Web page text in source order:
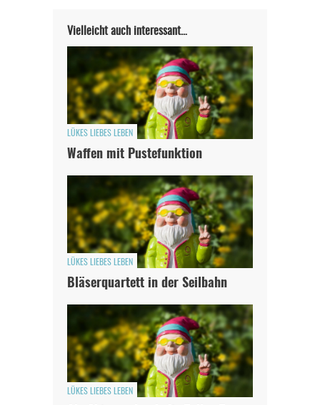
Vielleicht auch interessant…
LÜKES LIEBES LEBEN
Waffen mit Pustefunktion
LÜKES LIEBES LEBEN
Bläserquartett in der Seilbahn
LÜKES LIEBES LEBEN